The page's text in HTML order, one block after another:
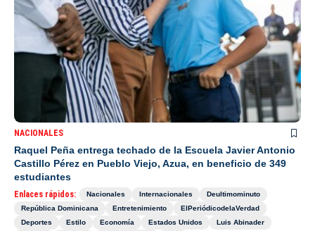
NACIONALES
Raquel Peña entrega techado de la Escuela Javier Antonio
Castillo Pérez en Pueblo Viejo, Azua, en beneficio de 349
estudiantes
Enlaces rápidos: Nacionales Internacionales
Deultimominuto
República Dominicana
Entretenimiento
ElPeriódicodelaVerdad
Deportes
Estilo Economía Estados Unidos
Luis Abinader